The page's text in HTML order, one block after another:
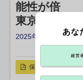
能性が倍
東京科学大
2025年06月09日
保存
あな
経営